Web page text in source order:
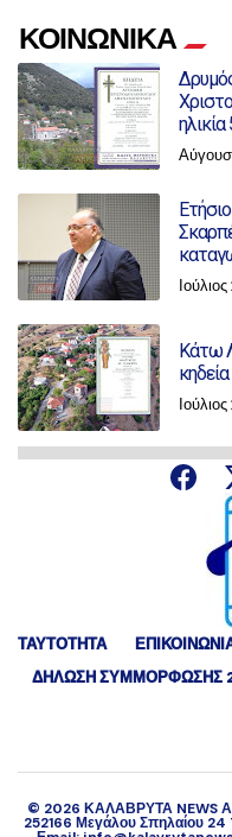
ΚΟΙΝΩΝΙΚΑ
Κάτω
ΤΑΥΤΟΤΗΤΑ
ΔΉΛΩΣΗ ΣΥΜΜΌΡΦΩΣΗΣ
© 2026 ΚΑΛΑΒΡΥΤΑ NEWS
252166 Μεγάλου Σπηλαίου